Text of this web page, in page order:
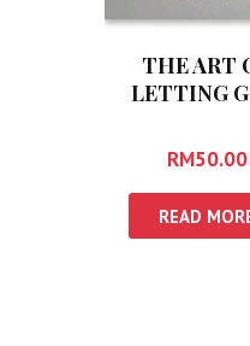
THE ART
LETTING
RM50.00
READ